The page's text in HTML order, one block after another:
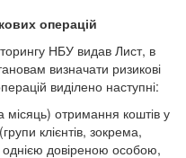
операцій
НБУ видав Лист, в
визначати ризикові
виділено наступні:
отримання коштів у
клієнтів, зокрема,
довіреною особою,